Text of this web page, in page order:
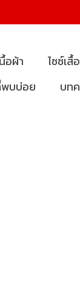
อผ้า ไซซ์เสื้อ
พบบ่อย บท